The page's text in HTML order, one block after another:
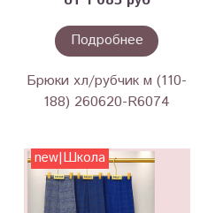
Подробнее
Брюки хл/рубчик м (110-
188) 260620-R6074
new|Школа